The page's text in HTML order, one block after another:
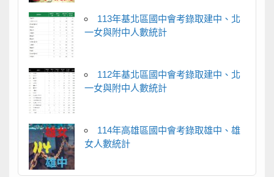
113年基北區國中會考錄取建中、北
一女與附中人數統計
112年基北區國中會考錄取建中、北
一女與附中人數統計
114年高雄區國中會考錄取雄中、雄
女人數統計